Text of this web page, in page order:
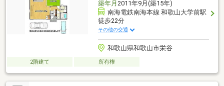
築年月 2011年9月(築15年)
南海電鉄南海本線 和歌山大学前駅
徒歩22分
その他の交通
和歌山県和歌山市栄谷
2階建て 所有権